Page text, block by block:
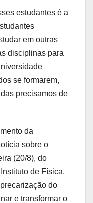
estudantes é a
em outras
disciplinas para
se formarem,
precisamos de
da
sobre o
(20/8), do
de Física,
do
e transformar o